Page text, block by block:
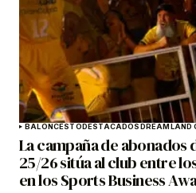
BALONCESTODESTACADOSDREAMLAND
La campaña de abonados
25/26 sitúa al club entre
en los Sports Business